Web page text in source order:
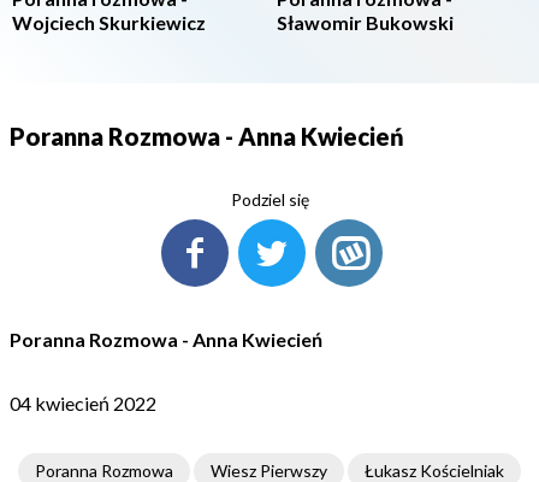
Wojciech Skurkiewicz
Sławomir Bukowski
Poranna Rozmowa - Anna Kwiecień
Podziel się
Poranna Rozmowa - Anna Kwiecień
04 kwiecień 2022
Poranna Rozmowa Wiesz Pierwszy Łukasz Kościelniak